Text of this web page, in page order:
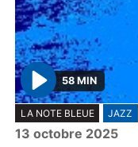
P
l
a
58 MIN
LA NOTE BLEUE JAZZ
13 octobre 2025